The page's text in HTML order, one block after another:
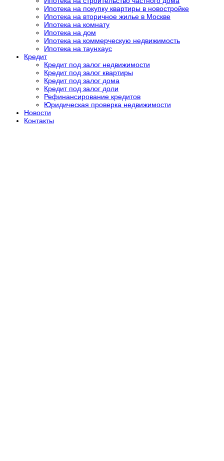
Ипотека на покупку квартиры в новостройке
Ипотека на вторичное жилье в Москве
Ипотека на комнату
Ипотека на дом
Ипотека на коммерческую недвижимость
Ипотека на таунхаус
Кредит
Кредит под залог недвижимости
Кредит под залог квартиры
Кредит под залог дома
Кредит под залог доли
Рефинансирование кредитов
Юридическая проверка недвижимости
Новости
Контакты